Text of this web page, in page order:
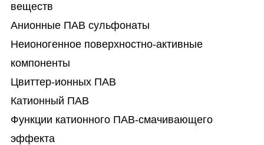
веществ
Анионные ПАВ сульфонаты
Неионогенное поверхностно-активные
компоненты
Цвиттер-ионных ПАВ
Катионный ПАВ
Функции катионного ПАВ-смачивающего
эффекта